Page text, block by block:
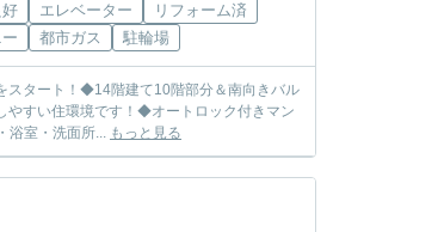
エレベーター
リフォーム済
都市ガス 駐輪場
スタート！◆14階建て10階部分＆南向きバル
すい住環境です！◆オートロック付きマン
浴室・洗面所... もっと見る